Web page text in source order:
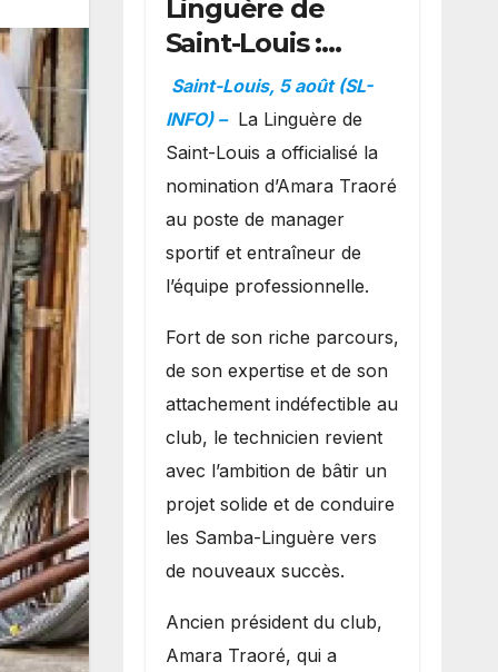
Linguère de
Saint-Louis :
Amara Traoré
nommé
manager sportif
et entraîneur de
l’équipe
Saint-Louis, 5 août (SL-
INFO) – La Linguère de
Saint-Louis a officialisé la
nomination d’Amara Traoré
au poste de manager
sportif et entraîneur de
l’équipe professionnelle.
Fort de son riche parcours,
de son expertise et de son
attachement indéfectible au
club, le technicien revient
avec l’ambition de bâtir un
projet solide et de conduire
les Samba-Linguère vers
de nouveaux succès.
Ancien président du club,
Amara Traoré, qui a